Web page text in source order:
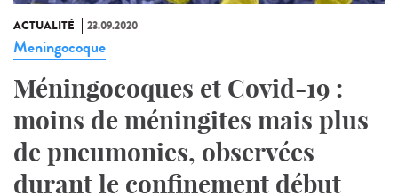
ACTUALITÉ 23.09.2020
Meningocoque
Méningocoques et Covid-19 :
moins de méningites mais plus
de pneumonies, observées
durant le confinement début